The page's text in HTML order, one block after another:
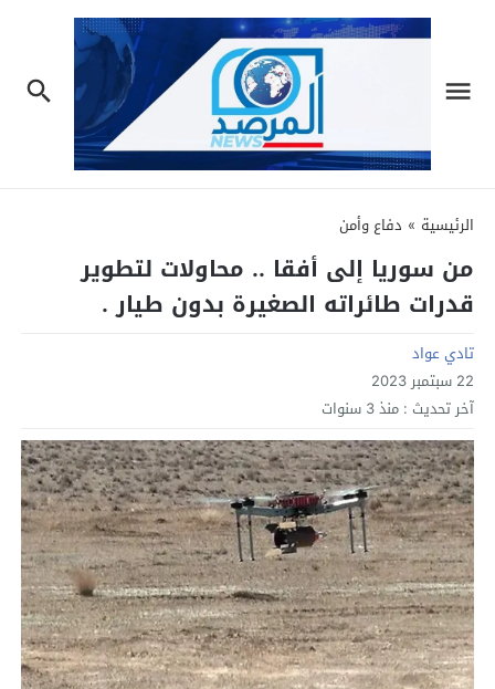
الرئيسية » دفاع وأمن
من سوريا إلى أفقا .. محاولات لتطوير
قدرات طائراته الصغيرة بدون طيار .
تادي عواد
22 سبتمبر 2023
آخر تحديث : منذ 3 سنوات